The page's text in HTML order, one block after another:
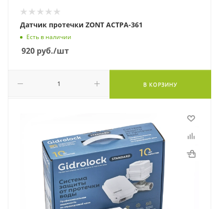
Датчик протечки ZONT АСТРА-361
Есть в наличии
920 руб./шт
В КОРЗИНУ